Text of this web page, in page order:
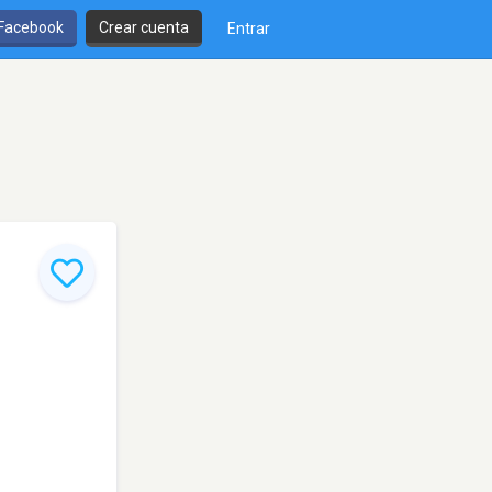
Crear cuenta Entrar